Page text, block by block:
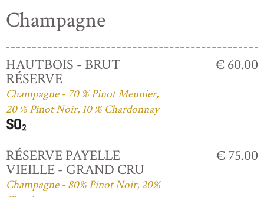
Champagne
HAUTBOIS - BRUT
RÉSERVE
Champagne - 70 % Pinot Meunier,
20 % Pinot Noir, 10 % Chardonnay
€ 60.00
RÉSERVE PAYELLE
VIEILLE - GRAND CRU
Champagne - 80% Pinot Noir, 20%
€ 75.00